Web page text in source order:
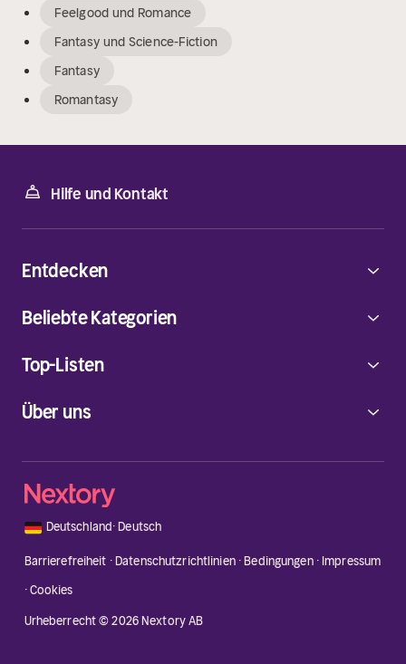
Feelgood und Romance
Fantasy und Science-Fiction
Fantasy
Romantasy
Hilfe und Kontakt
Über uns
Entdecken
Beliebte Kategorien
Top-Listen
🇩🇪 Deutschland·Deutsch
Barrierefreiheit ·Datenschutzrichtlinien·Bedingungen· Impressum
·Cookies
Urheberrecht © 2026 Nextory AB